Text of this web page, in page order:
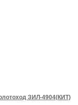
ЗИЛ-4904(КИТ)